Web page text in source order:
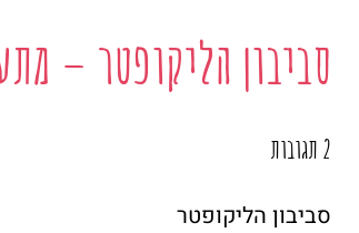
סביבון הליקופטר –
2 תגובות
סביבון הליקופטר